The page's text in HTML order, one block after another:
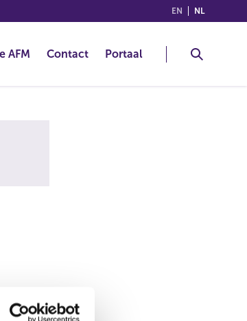
EN (ENGLISH)
NL
AFM Contact Portaal